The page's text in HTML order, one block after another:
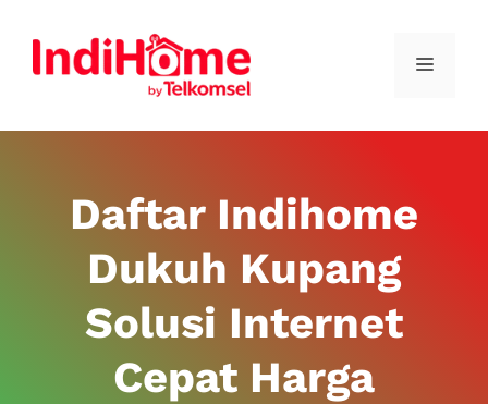
Daftar Indihome
Dukuh Kupang
Solusi Internet
Cepat Harga